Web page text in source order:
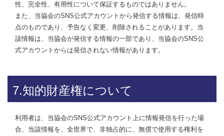
性、完全性、有用性について保証するものではありません。
また、当協会のSNS公式アカウントから発信する情報は、発信時
点のものであり、予告なく変更、削除されることがあります。当
該情報は、当協会が発信する情報の一部であり、当協会のSNS公
式アカウントからは発信されない情報があります。
7.知的財産権について
利用者は、当協会のSNS公式アカウント上に情報発信を行った場
合、当該情報を、全世界で、非独占的に、無償で使用する権利を